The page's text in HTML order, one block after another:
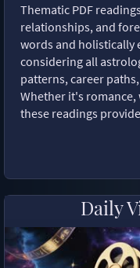
Thematic PDF
relationships, and
words and holistically
considering all
patterns, career
Whether it's
these readings
Daily